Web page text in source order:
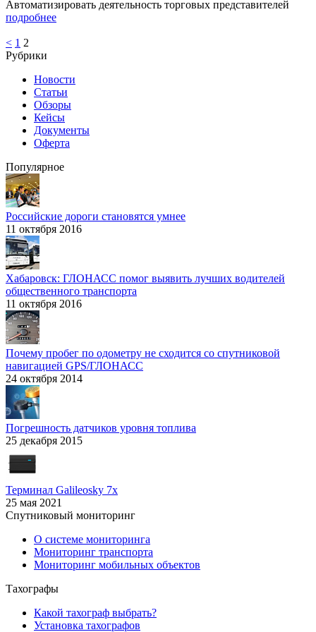
Автоматизировать деятельность торговых представителей
подробнее
< 1 2
Рубрики
Новости
Статьи
Обзоры
Кейсы
Документы
Оферта
Популярное
Российские дороги становятся умнее
11 октября 2016
Хабаровск: ГЛОНАСС помог выявить лучших водителей
общественного транспорта
11 октября 2016
Почему пробег по одометру не сходится со спутниковой
навигацией GPS/ГЛОНАСС
24 октября 2014
Погрешность датчиков уровня топлива
25 декабря 2015
Терминал Galileosky 7x
25 мая 2021
Спутниковый мониторинг
О системе мониторинга
Мониторинг транспорта
Мониторинг мобильных объектов
Тахографы
Какой тахограф выбрать?
Установка тахографов